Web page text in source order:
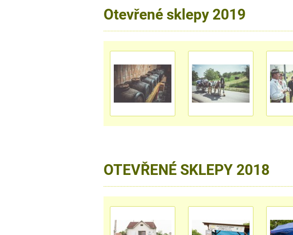
Otevřené sklepy 2019
OTEVŘENÉ SKLEPY 2018